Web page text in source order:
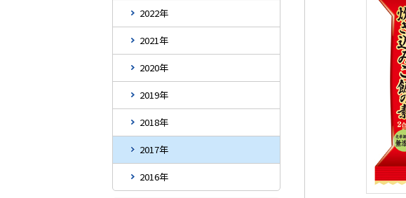
2022年
2021年
2020年
2019年
2018年
2017年
2016年